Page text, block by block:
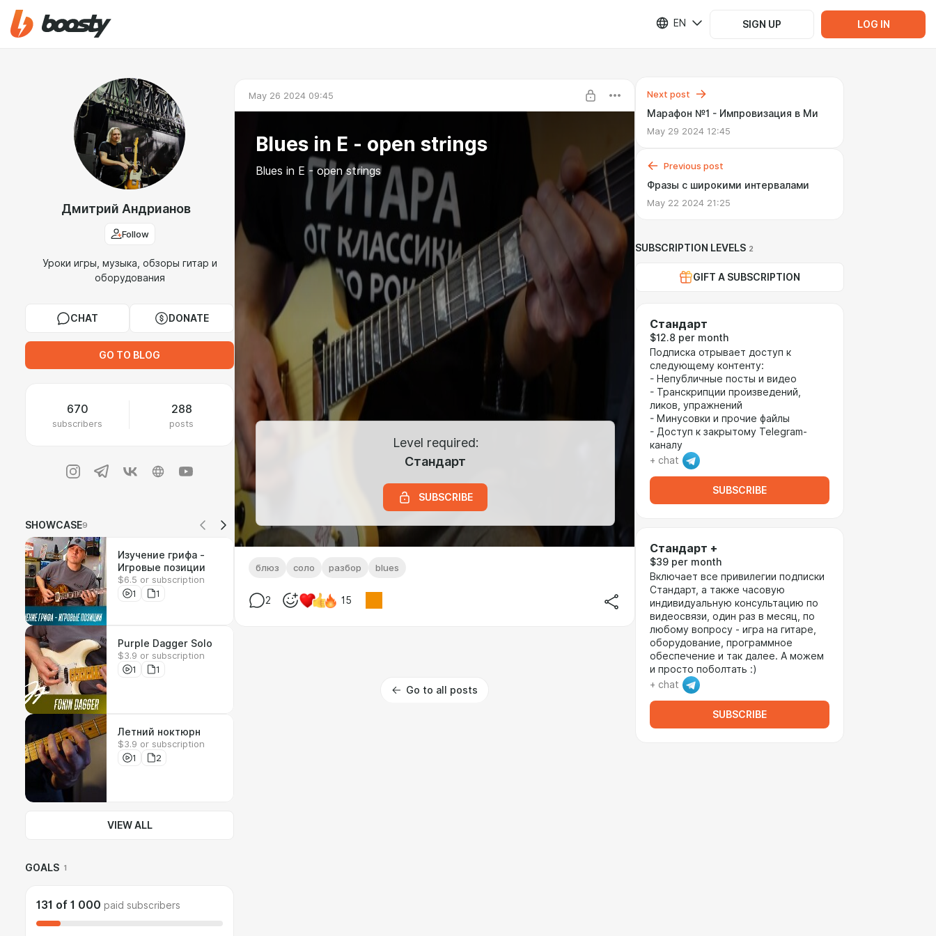
EN SIGN UP LOG IN
Дмитрий Андрианов
Follow
Уроки игры, музыка, обзоры гитар и
оборудования
CHAT DONATE
GO TO BLOG
670
subscribers
288
posts
SHOWCASE9
Изучение грифа -
Игровые позиции
$6.5 or subscription
1
1
Purple Dagger Solo
$3.9 or subscription
1
1
Летний ноктюрн
$3.9 or subscription
1
2
VIEW ALL
GOALS 1
131 of 1 000 paid subscribers
May 26 2024 09:45
Blues in E - open strings
Blues in E - open strings
Level required:
Стандарт
SUBSCRIBE
блюз соло разбор blues
2 15
Go to all posts
Next post
Марафон №1 - Импровизация в Ми
May 29 2024 12:45
Previous post
Фразы с широкими интервалами
May 22 2024 21:25
SUBSCRIPTION LEVELS 2
GIFT A SUBSCRIPTION
Стандарт
$12.8 per month
Подписка отрывает доступ к
следующему контенту:
- Непубличные посты и видео
- Транскрипции произведений,
ликов, упражнений
- Минусовки и прочие файлы
- Доступ к закрытому Telegram-
каналу
+ chat
SUBSCRIBE
Стандарт +
$39 per month
Включает все привилегии подписки
Стандарт, а также часовую
индивидуальную консультацию по
видеосвязи, один раз в месяц, по
любому вопросу - игра на гитаре,
оборудование, программное
обеспечение и так далее. А можем
и просто поболтать :)
+ chat
SUBSCRIBE